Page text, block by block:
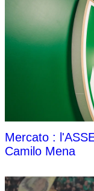
Mercato :
Camilo Mena